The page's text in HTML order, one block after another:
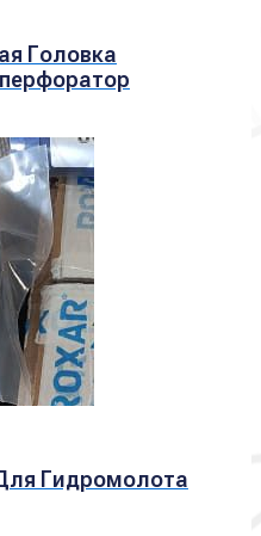
Головка
Гидромолота